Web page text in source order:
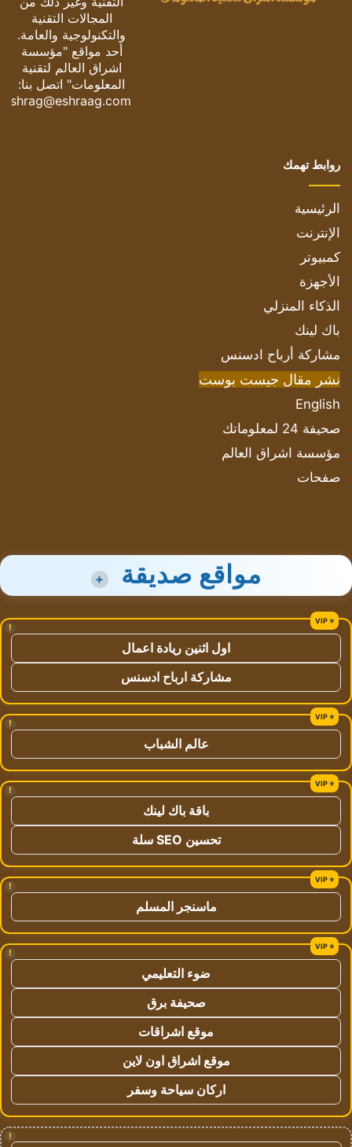
المجالات التقنية
والتكنولوجية والعامة.
أحد مواقع "مؤسسة
اشراق العالم لتقنية
المعلومات" اتصل بنا:
eshrag@eshraag.com
روابط تهمك
الرئيسية
الإنترنت
كمبيوتر
الأجهزة
الذكاء المنزلي
باك لينك
مشاركة أرباح ادسنس
نشر مقال جيست بوست
English
صحيفة 24 لمعلوماتك
مؤسسة اشراق العالم
صفحات
مواقع صديقة +
!
اول اثنين ريادة اعمال
مشاركة ارباح ادسنس
!
عالم الشباب
!
باقة باك لينك
تحسين SEO سلة
!
ماسنجر المسلم
!
ضوء التعليمي
صحيفة برق
موقع اشراقات
موقع اشراق اون لاين
اركان سياحة وسفر
!